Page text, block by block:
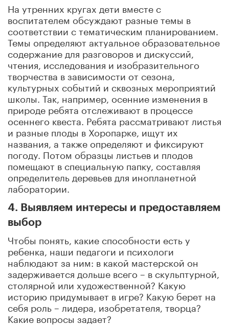
На утренних кругах дети вместе с
воспитателем обсуждают разные темы в
соответствии с тематическим планированием.
Темы определяют актуальное образовательное
содержание для разговоров и дискуссий,
чтения, исследования и изобразительного
творчества в зависимости от сезона,
культурных событий и сквозных мероприятий
школы. Так, например, осенние изменения в
природе ребята отслеживают в процессе
осеннего квеста. Ребята рассматривают листья
и разные плоды в Хоропарке, ищут их
названия, а также определяют и фиксируют
погоду. Потом образцы листьев и плодов
помещают в специальную папку, составляя
определитель деревьев для инопланетной
лаборатории.
4. Выявляем интересы и предоставляем
выбор
Чтобы понять, какие способности есть у
ребенка, наши педагоги и психологи
наблюдают за ним: в какой мастерской он
задерживается дольше всего – в скульптурной,
столярной или художественной? Какую
историю придумывает в игре? Какую берет на
себя роль – лидера, изобретателя, творца?
Какие вопросы задает?